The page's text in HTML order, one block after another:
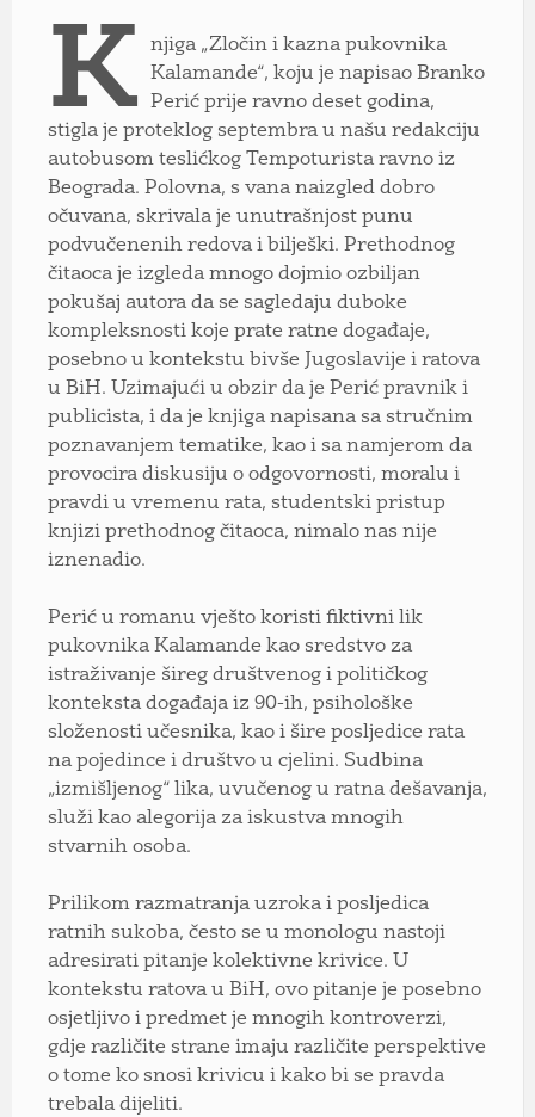
K
njiga „Zločin i kazna pukovnika
Kalamande“, koju je napisao Branko
Perić prije ravno deset godina,
stigla je proteklog septembra u našu redakciju
autobusom teslićkog Tempoturista ravno iz
Beograda. Polovna, s vana naizgled dobro
očuvana, skrivala je unutrašnjost punu
podvučenenih redova i bilješki. Prethodnog
čitaoca je izgleda mnogo dojmio ozbiljan
pokušaj autora da se sagledaju duboke
kompleksnosti koje prate ratne događaje,
posebno u kontekstu bivše Jugoslavije i ratova
u BiH. Uzimajući u obzir da je Perić pravnik i
publicista, i da je knjiga napisana sa stručnim
poznavanjem tematike, kao i sa namjerom da
provocira diskusiju o odgovornosti, moralu i
pravdi u vremenu rata, studentski pristup
knjizi prethodnog čitaoca, nimalo nas nije
iznenadio.
Perić u romanu vješto koristi fiktivni lik
pukovnika Kalamande kao sredstvo za
istraživanje šireg društvenog i političkog
konteksta događaja iz 90-ih, psihološke
složenosti učesnika, kao i šire posljedice rata
na pojedince i društvo u cjelini. Sudbina
„izmišljenog“ lika, uvučenog u ratna dešavanja,
služi kao alegorija za iskustva mnogih
stvarnih osoba.
Prilikom razmatranja uzroka i posljedica
ratnih sukoba, često se u monologu nastoji
adresirati pitanje kolektivne krivice. U
kontekstu ratova u BiH, ovo pitanje je posebno
osjetljivo i predmet je mnogih kontroverzi,
gdje različite strane imaju različite perspektive
o tome ko snosi krivicu i kako bi se pravda
trebala dijeliti.